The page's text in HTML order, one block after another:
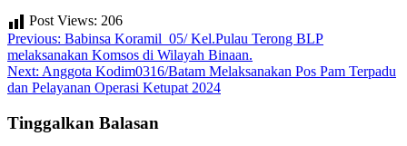
Post Views: 206
Navigasi
pos
Previous: Babinsa Koramil 05/ Kel.Pulau Terong BLP
melaksanakan Komsos di Wilayah Binaan.
Next: Anggota Kodim0316/Batam Melaksanakan Pos Pam Terpadu
dan Pelayanan Operasi Ketupat 2024
Tinggalkan Balasan